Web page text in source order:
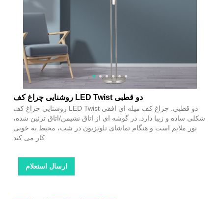
روشنایی چراغ کف LED Twist دو قطبی
روشنایی چراغ کف LED Twist دو قطبی. چراغ کف میله ای افقی
شکلی ساده و زیبا دارد. در گوشه ای از اتاق نشیمن/اتاق تزئین شده،
نور ملایم است و هنگام تماشای تلویزیون در شب، محیط به خوبی
ارسال استعلام